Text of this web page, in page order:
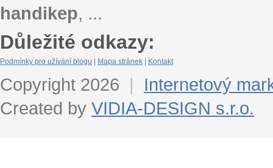
handikep, ...
Důležité odkazy:
Podmínky pro užívání blogu Mapa stránek Kontakt
Copyright 2026 |
Internetový
Created by VIDIA-DESIGN s.r.o.